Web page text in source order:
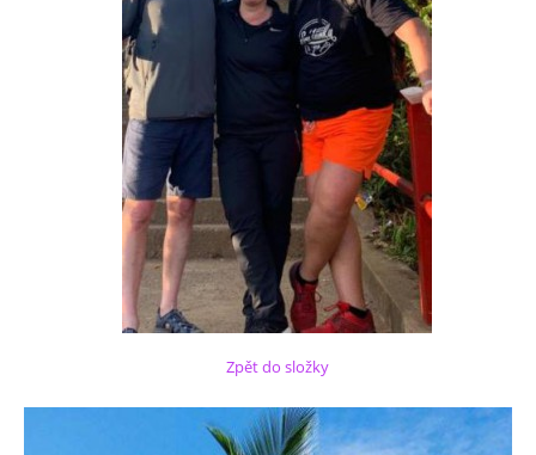
Zpět do složky